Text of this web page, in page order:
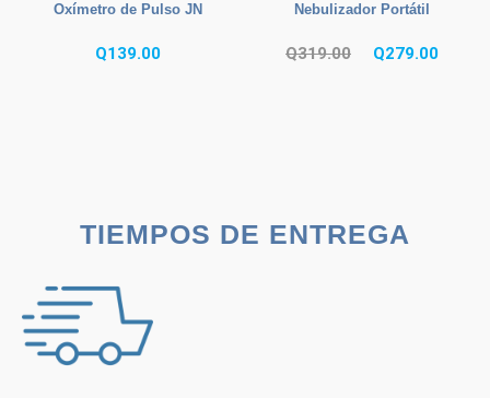
Oxímetro de Pulso JN
Q139.00
Nebulizador Portátil
Q319.00 Q279.00El
TIEMPOS DE ENTREGA